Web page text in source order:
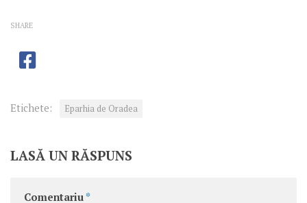
SHARE
Etichete: Eparhia de Oradea
LASĂ UN RĂSPUNS
Comentariu *